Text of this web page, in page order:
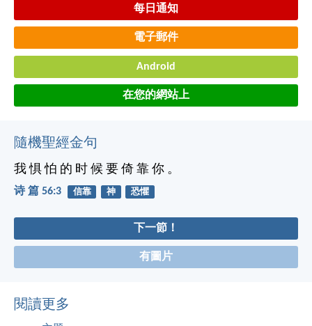
每日通知
電子郵件
Android
在您的網站上
隨機聖經金句
我 惧 怕 的 时 候 要 倚 靠 你 。
诗 篇 56:3 信靠 神 恐懼
下一節！
有圖片
閱讀更多